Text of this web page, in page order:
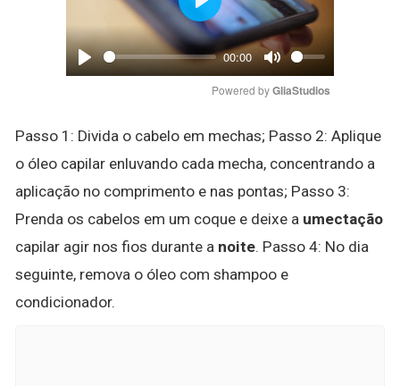
Play
00:00
Mute
Play
Powered by GliaStudios
Passo 1: Divida o cabelo em mechas; Passo 2: Aplique
o óleo capilar enluvando cada mecha, concentrando a
aplicação no comprimento e nas pontas; Passo 3:
Prenda os cabelos em um coque e deixe a umectação
capilar agir nos fios durante a noite. Passo 4: No dia
seguinte, remova o óleo com shampoo e
condicionador.